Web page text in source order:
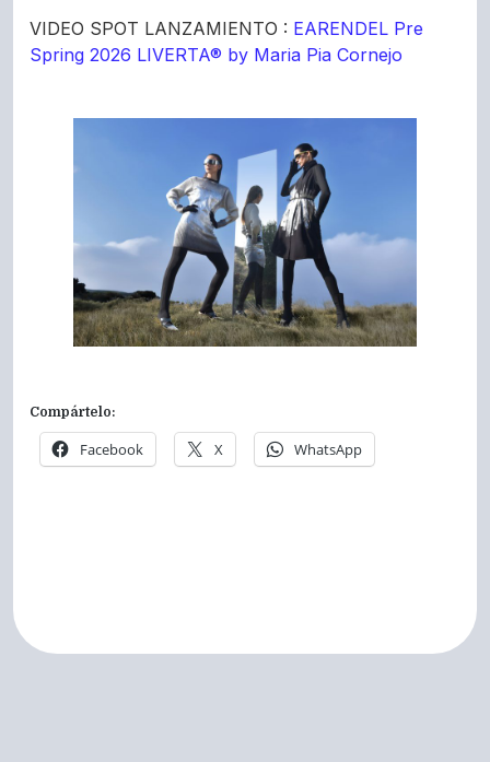
VIDEO SPOT LANZAMIENTO : EARENDEL Pre
Spring 2026 LIVERTA® by Maria Pia Cornejo
Compártelo:
Facebook X WhatsApp